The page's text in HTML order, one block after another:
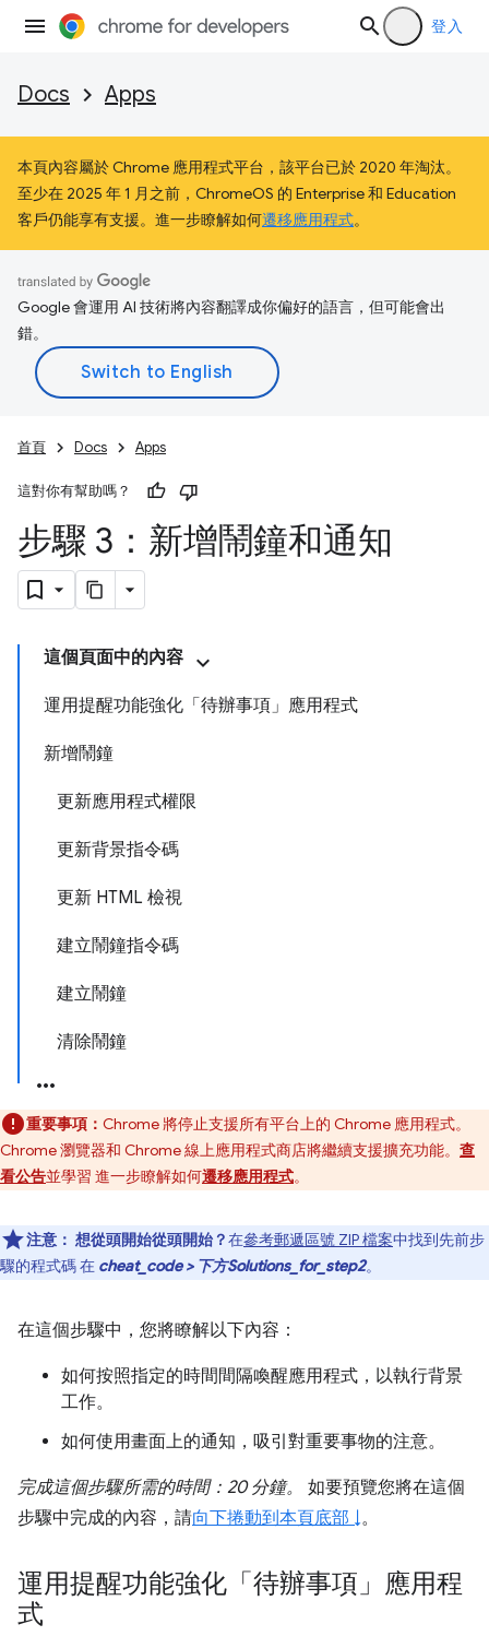
登入
Docs Apps
本頁內容屬於 Chrome 應用程式平台，該平台已於 2020 年淘汰。
至少在 2025 年 1 月之前，ChromeOS 的 Enterprise 和 Education
客戶仍能享有支援。進一步瞭解如何遷移應用程式。
Google 會運用 AI 技術將內容翻譯成你偏好的語言，但可能會出
錯。
首頁 Docs Apps
這對你有幫助嗎？
步驟 3：新增鬧鐘和通知
這個頁面中的內容
運用提醒功能強化「待辦事項」應用程式
新增鬧鐘
更新應用程式權限
更新背景指令碼
更新 HTML 檢視
建立鬧鐘指令碼
建立鬧鐘
清除鬧鐘
重要事項： Chrome 將停止支援所有平台上的 Chrome 應用程式。
Chrome 瀏覽器和 Chrome 線上應用程式商店將繼續支援擴充功能。 查
看公告並學習 進一步瞭解如何遷移應用程式。
注意： 想從頭開始從頭開始？在參考郵遞區號 ZIP 檔案中找到先前步
驟的程式碼 在 cheat_code > 下方Solutions_for_step2。
在這個步驟中，您將瞭解以下內容：
如何按照指定的時間間隔喚醒應用程式，以執行背景
工作。
如何使用畫面上的通知，吸引對重要事物的注意。
完成這個步驟所需的時間：20 分鐘。
如要預覽您將在這個
步驟中完成的內容，請向下捲動到本頁底部 ↓。
運用提醒功能強化「待辦事項」應用程
式